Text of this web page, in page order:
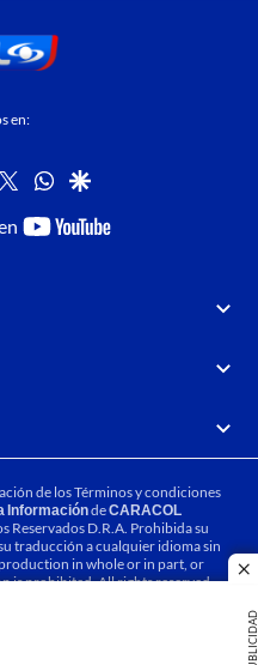
PUBLICIDAD
en:
twitterwhatsapp
google
youtube-
de losTérminos y condiciones
InformacióndeCARACOL
Reservados D.R.A. Prohibida su
traducción a cualquier idioma sin
in whole or in part, or
is prohibited. All rights reserved